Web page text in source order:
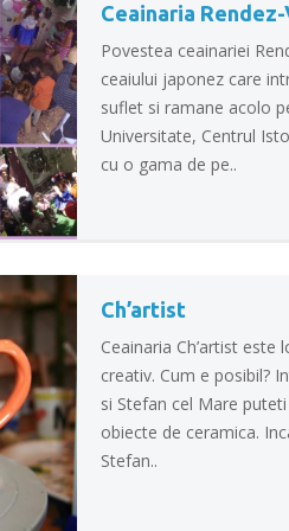
Ceainaria
Povestea ceainariei
ceaiului japonez care
suflet si ramane acolo
Universitate, Centrul
cu o gama de pe..
Ch’artist
Ceainaria Ch’artist
creativ. Cum e posibil?
si Stefan cel Mare
obiecte de ceramica.
Stefan..